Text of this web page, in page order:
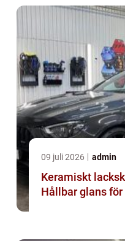
09 juli 2026 admin
Keramiskt
Hållbar glans